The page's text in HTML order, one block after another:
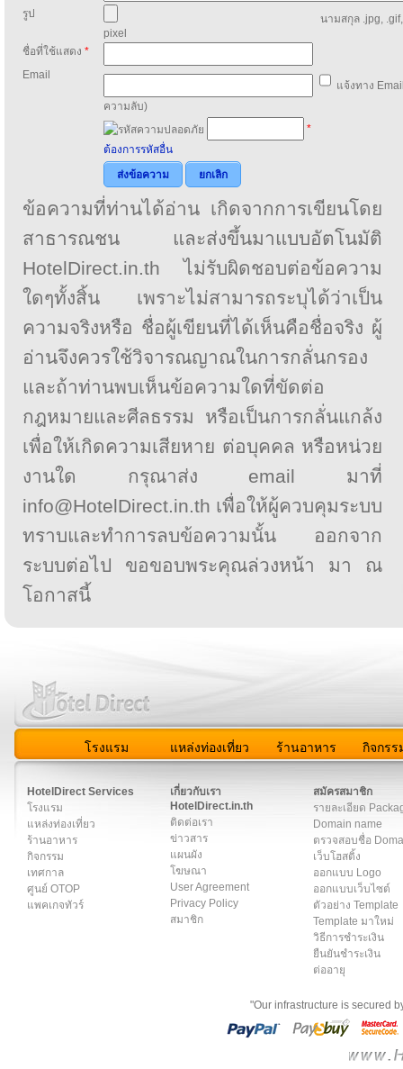
รูป
นามสกุล .jpg,
pixel
ชื่อที่ใช้แสดง *
Email
แจ้งทาง
ความลับ)
*
ต้องการรหัสอื่น
ส่งข้อความ
ยกเลิก
ข้อความที่ท่านได้อ่าน เกิดจากการเขียนโดย
สาธารณชน และส่งขึ้นมาแบบอัตโนมัติ
HotelDirect.in.th ไม่รับผิดชอบต่อข้อความ
ใดๆทั้งสิ้น เพราะไม่สามารถระบุได้ว่าเป็น
ความจริงหรือ ชื่อผู้เขียนที่ได้เห็นคือชื่อจริง ผู้
อ่านจึงควรใช้วิจารณญาณในการกลั่นกรอง
และถ้าท่านพบเห็นข้อความใดที่ขัดต่อ
กฎหมายและศีลธรรม หรือเป็นการกลั่นแกล้ง
เพื่อให้เกิดความเสียหาย ต่อบุคคล หรือหน่วย
งานใด กรุณาส่ง email มาที่
info@HotelDirect.in.th เพื่อให้ผู้ควบคุมระบบ
ทราบและทำการลบข้อความนั้น ออกจาก
ระบบต่อไป ขอขอบพระคุณล่วงหน้า มา ณ
โอกาสนี้
โรงแรม แหล่งท่องเที่ยว ร้านอาหาร กิจกรร
HotelDirect Services
โรงแรม
แหล่งท่องเที่ยว
ร้านอาหาร
กิจกรรม
เทศกาล
ศูนย์ OTOP
แพคเกจทัวร์
เกี่ยวกับเรา
HotelDirect.in.th
ติดต่อเรา
ข่าวสาร
แผนผัง
โฆษณา
User Agreement
Privacy Policy
สมาชิก
สมัครสมาชิก
รายละเอียด
Domain name
ตรวจสอบชื่อ
เว็บโฮสติ้ง
ออกแบบ Logo
ออกแบบเว็บไซต์
ตัวอย่าง Template
Template มาใหม่
วิธีการชำระเงิน
ยืนยันชำระเงิน
ต่ออายุ
"Our infrastructure is secured